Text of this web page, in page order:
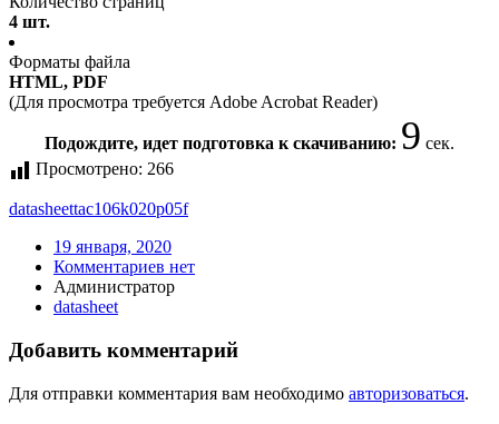
4 шт.
Форматы файла
HTML, PDF
(Для просмотра требуется Adobe Acrobat Reader)
Подождите, идет подготовка к скачиванию: 9 сек.
Просмотрено: 266
datasheettac106k020p05f
19 января, 2020
Комментариев нет
Администратор
datasheet
Добавить комментарий
Для отправки комментария вам необходимо авторизоваться.